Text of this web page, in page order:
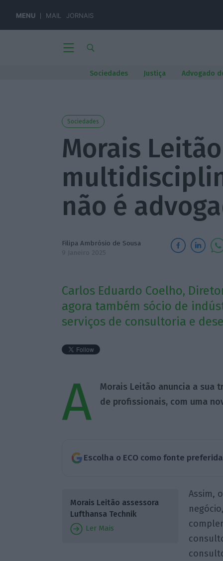
MENU MAIL JORNAIS
Sociedades Justiça Advogado
Sociedades
Morais
não é
Filipa Ambrósio de Sousa
9 Janeiro 2025
Carlos Eduardo Coelho,
agora também sócio de
serviços de consultoria e
A
Morais Leitão anuncia a sua
de profissionais, com uma
Escolha o ECO como fonte
Morais Leitão assessora
Lufthansa Technik
Ler Mais
Assim,
negócio,